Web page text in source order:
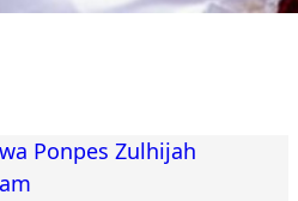
Ponpes Zulhijah